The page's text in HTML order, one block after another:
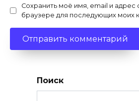
Сохранить моё имя, email и адрес
браузере для последующих моих
Поиск